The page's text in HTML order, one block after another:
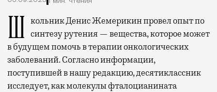
Школьник Денис Жемерикин провел опыт по синтезу рутения — вещества, которое может
в будущем помочь в терапии онкологических
заболеваний. Согласно информации,
поступившей в нашу редакцию, десятиклассник
исследует, как молекулы фталоцианината